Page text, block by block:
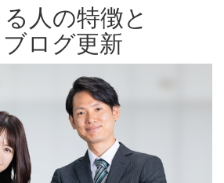
人の特徴と
ログ更新